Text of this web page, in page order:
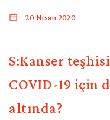
20 Nisan 2020
S:Kanser
COVID-19 için
altında?